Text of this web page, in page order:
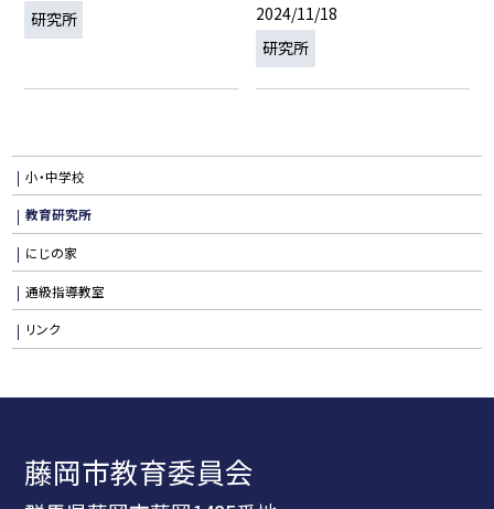
研究所
2024/11/18
研究所
小・中学校
教育研究所
にじの家
通級指導教室
リンク
藤岡市教育委員会